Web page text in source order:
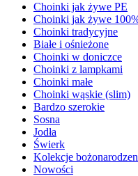
Choinki jak żywe PE
Choinki jak żywe
Choinki tradycyjne
Białe i ośnieżone
Choinki w doniczce
Choinki z lampkami
Choinki małe
Choinki wąskie (slim)
Bardzo szerokie
Sosna
Jodła
Świerk
Kolekcje
Nowości